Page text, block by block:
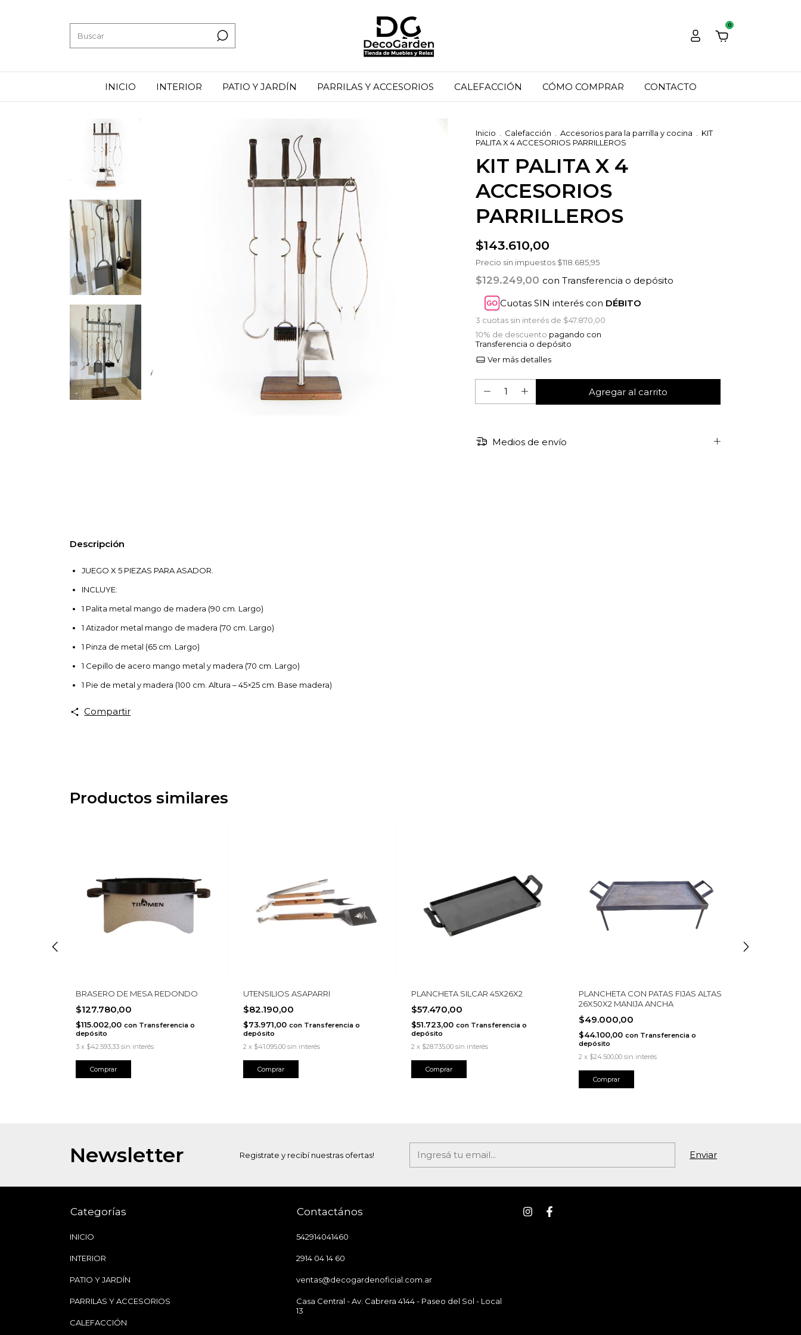
0
INICIO INTERIOR PATIO Y JARDÍN PARRILAS Y ACCESORIOS CALEFACCIÓN CÓMO COMPRAR CONTACTO
Inicio Calefacción Accesorios para la parrilla y cocina
KIT
PALITA X 4 ACCESORIOS PARRILLEROS
KIT PALITA X 4
ACCESORIOS
PARRILLEROS
$143.610,00
Precio sin impuestos $118.685,95
$129.249,00 con Transferencia o depósito
Cuotas SIN interés con DÉBITO
3 cuotas sin interés de $47.870,00
10% de descuento pagando con
Transferencia o depósito
Ver más detalles
Medios de envío
Descripción
JUEGO X 5 PIEZAS PARA ASADOR.
INCLUYE:
1 Palita metal mango de madera (90 cm. Largo)
1 Atizador metal mango de madera (70 cm. Largo)
1 Pinza de metal (65 cm. Largo)
1 Cepillo de acero mango metal y madera (70 cm. Largo)
1 Pie de metal y madera (100 cm. Altura – 45×25 cm. Base madera)
Compartir
Productos similares
BRASERO DE MESA REDONDO
$127.780,00
$115.002,00 con Transferencia o
depósito
3 x $42.593,33 sin interés
UTENSILIOS ASAPARRI
$82.190,00
$73.971,00con Transferencia o
depósito
2 x $41.095,00 sin interés
PLANCHETA SILCAR 45X26X2
$57.470,00
$51.723,00 con Transferencia o
depósito
2 x $28.735,00 sin interés
PLANCHETA CON PATAS FIJAS ALTAS
26X50X2 MANIJA ANCHA
$49.000,00
$44.100,00 con Transferencia o
depósito
2 x $24.500,00 sin interés
Newsletter Registrate y recibí nuestras ofertas!
Categorías
INICIO
INTERIOR
PATIO Y JARDÍN
PARRILAS Y ACCESORIOS
CALEFACCIÓN
Contactános
542914041460
2914 04 14 60
ventas@decogardenoficial.com.ar
Casa Central - Av. Cabrera 4144 - Paseo del Sol - Local
13